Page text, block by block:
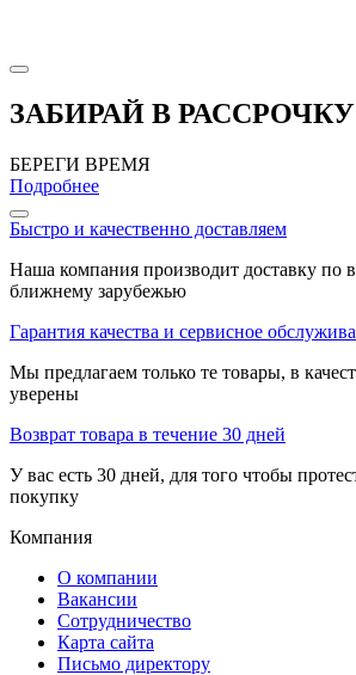
ЗАБИРАЙ В
БЕРЕГИ ВРЕМЯ
Подробнее
Быстро и качественно доставляем
Наша компания производит доставку по
ближнему зарубежью
Гарантия качества и сервисное
Мы предлагаем только те товары, в
уверены
Возврат товара в течение 30 дней
У вас есть 30 дней, для того чтобы
покупку
Компания
О компании
Вакансии
Сотрудничество
Карта сайта
Письмо директору